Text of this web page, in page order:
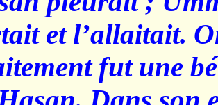
et l’allaitait.
fut une